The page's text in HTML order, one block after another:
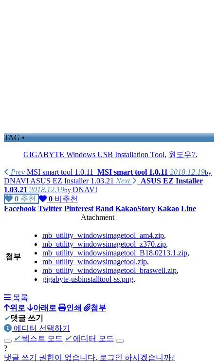
TAG •
GIGABYTE Windows USB Installation Tool, 원도우7,
Prev MSI smart tool 1.0.11 MSI smart tool 1.0.11 2018.12.19by
DNAVI ASUS EZ Installer 1.03.21 Next
ASUS EZ Installer
1.03.21 2018.12.19by DNAVI
0 추천 0 비추천
Facebook Twitter Pinterest Band KakaoStory Kakao Line
Atachment
첨부
mb_utility_windowsimagetool_am4.zip,
mb_utility_windowsimagetool_z370.zip,
mb_utility_windowsimagetool_B18.0213.1.zip,
mb_utility_windowsimagetool.zip,
mb_utility_windowsimagetool_braswell.zip,
gigabyte-usbinstalltool-ss.png,
목록
위로
아래로 인쇄
첨부
✔댓글 쓰기
에디터 선택하기
✔ 텍스트 모드 ✔ 에디터 모드
?
댓글 쓰기 권한이 없습니다. 로그인 하시겠습니까?